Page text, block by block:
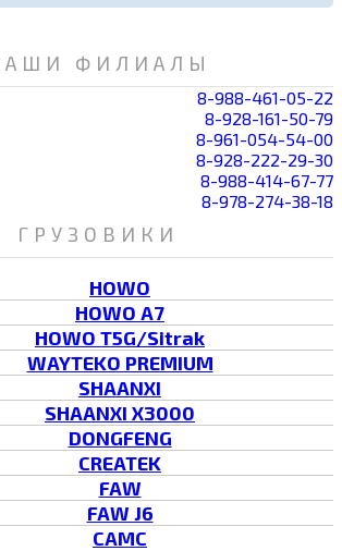
ФИЛИАЛЫ
8-988-461-05-22
8-928-161-50-79
8-961-054-54-00
8-928-222-29-30
8-988-414-67-77
8-978-274-38-18
ГРУЗОВИКИ
HOWO
HOWO A7
HOWO T5G/Sitrak
WAYTEKO PREMIUM
SHAANXI
SHAANXI X3000
DONGFENG
CREATEK
FAW
FAW J6
CAMC